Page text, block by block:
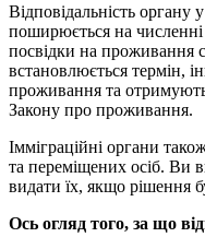
Відповідальність органу
поширюється на численні
посвідки на проживання
встановлюється термін,
проживання та отримують
Закону про проживання.
Імміграційні органи
та переміщених осіб. Ви
видати їх, якщо рішення
Ось огляд того, за що